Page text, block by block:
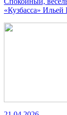
«Кузбасса»